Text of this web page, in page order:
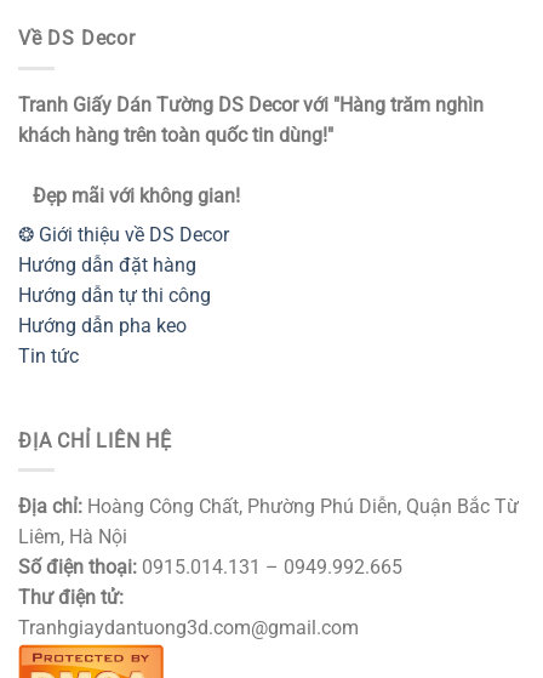
Về DS Decor
Tranh Giấy Dán Tường DS Decor với "Hàng trăm nghìn
khách hàng trên toàn quốc tin dùng!"
Đẹp mãi với không gian!
❂ Giới thiệu về DS Decor
Hướng dẫn đặt hàng
Hướng dẫn tự thi công
Hướng dẫn pha keo
Tin tức
ĐỊA CHỈ LIÊN HỆ
Địa chỉ: Hoàng Công Chất, Phường Phú Diễn, Quận Bắc Từ
Liêm, Hà Nội
Số điện thoại: 0915.014.131 – 0949.992.665
Thư điện tử:
Tranhgiaydantuong3d.com@gmail.com